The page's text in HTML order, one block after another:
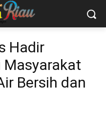
Hadir
Bersih dan